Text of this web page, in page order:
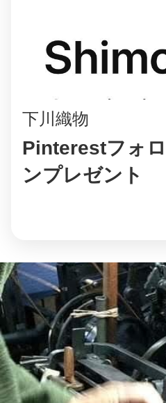
下川織物
Pinterestフォ
ンプレゼント